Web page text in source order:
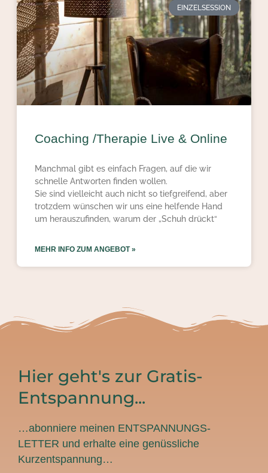
EINZELSESSION
Coaching /Therapie Live & Online
Manchmal gibt es einfach Fragen, auf die wir
schnelle Antworten finden wollen.
Sie sind vielleicht auch nicht so tiefgreifend, aber
trotzdem wünschen wir uns eine helfende Hand
um herauszufinden, warum der „Schuh drückt“
MEHR INFO ZUM ANGEBOT »
Hier geht's zur Gratis-
Entspannung...
…abonniere meinen ENTSPANNUNGS-
LETTER und erhalte eine genüssliche
Kurzentspannung…